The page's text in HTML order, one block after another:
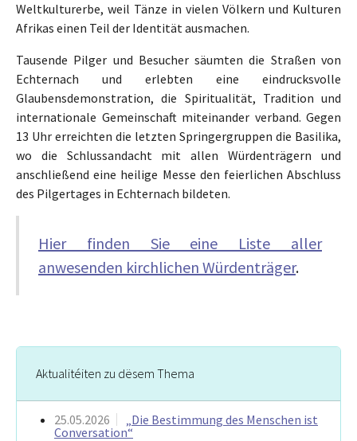
Weltkulturerbe, weil Tänze in vielen Völkern und Kulturen
Afrikas einen Teil der Identität ausmachen.
Tausende Pilger und Besucher säumten die Straßen von
Echternach und erlebten eine eindrucksvolle
Glaubensdemonstration, die Spiritualität, Tradition und
internationale Gemeinschaft miteinander verband. Gegen
13 Uhr erreichten die letzten Springergruppen die Basilika,
wo die Schlussandacht mit allen Würdenträgern und
anschließend eine heilige Messe den feierlichen Abschluss
des Pilgertages in Echternach bildeten.
Hier finden Sie eine Liste aller
anwesenden kirchlichen Würdenträger.
Aktualitéiten zu dësem Thema
25.05.2026
„Die Bestimmung des Menschen ist
Conversation“